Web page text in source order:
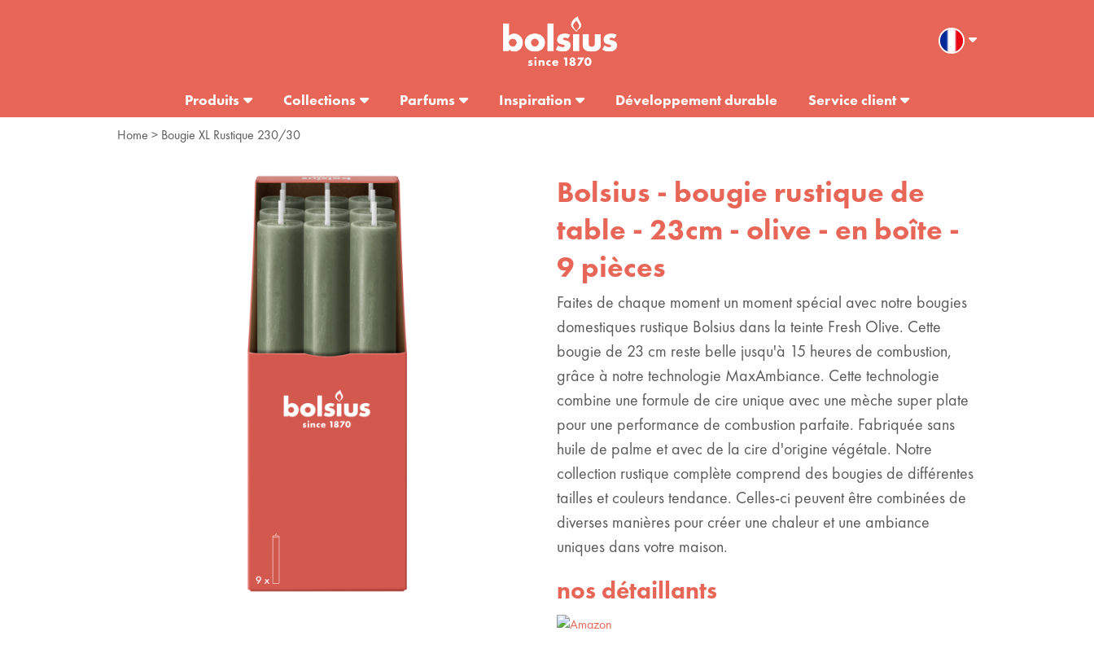
Produits Collections Parfums Inspiration Développement durable Service client
Home > Bougie XL Rustique 230/30
Bolsius - bougie rustique de
table - 23cm - olive - en boîte -
9 pièces
Faites de chaque moment un moment spécial avec notre bougies
domestiques rustique Bolsius dans la teinte Fresh Olive. Cette
bougie de 23 cm reste belle jusqu'à 15 heures de combustion,
grâce à notre technologie MaxAmbiance. Cette technologie
combine une formule de cire unique avec une mèche super plate
pour une performance de combustion parfaite. Fabriquée sans
huile de palme et avec de la cire d'origine végétale. Notre
collection rustique complète comprend des bougies de différentes
tailles et couleurs tendance. Celles-ci peuvent être combinées de
diverses manières pour créer une chaleur et une ambiance
uniques dans votre maison.
nos détaillants